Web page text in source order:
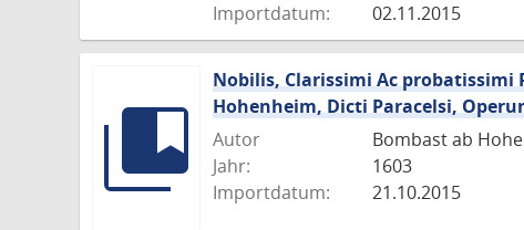
Importdatum:
02.11.2015
Nobilis, Clarissimi Ac probatissimi
Hohenheim, Dicti Paracelsi,
Autor
Bombast ab
Jahr:
1603
Importdatum:
21.10.2015